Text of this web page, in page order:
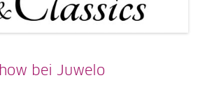
bei Juwelo